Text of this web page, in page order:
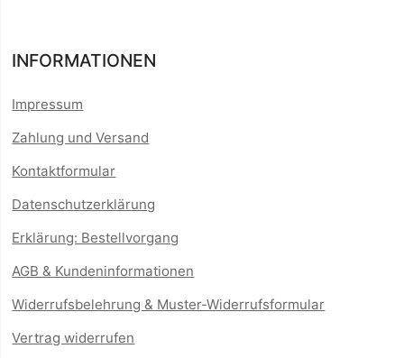
INFORMATIONEN
Impressum
Zahlung und Versand
Kontaktformular
Datenschutzerklärung
Erklärung: Bestellvorgang
AGB & Kundeninformationen
Widerrufsbelehrung & Muster-Widerrufsformular
Vertrag widerrufen